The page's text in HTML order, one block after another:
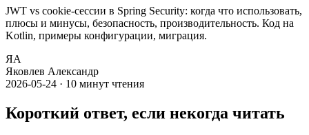
JWT vs cookie-сессии в Spring Security: когда что использовать,
плюсы и минусы, безопасность, производительность. Код на
Kotlin, примеры конфигурации, миграция.
ЯА
Яковлев Александр
2026-05-24 · 10 минут чтения
Короткий ответ, если некогда читать